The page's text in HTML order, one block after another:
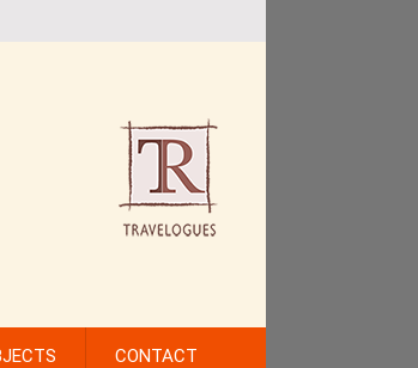
CONTACT